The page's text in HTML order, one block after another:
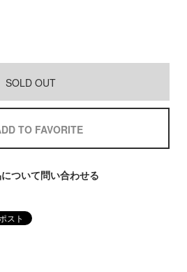
SOLD OUT
TO FAVORITE
ついて問い合わせる